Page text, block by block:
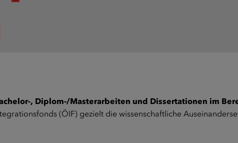
, Diplom-/Masterarbeiten und Dissertationen im
(ÖIF) gezielt die wissenschaftliche